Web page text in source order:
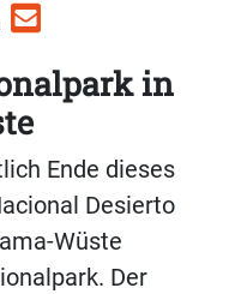
in
Ende dieses
Desierto
Wüste
Der